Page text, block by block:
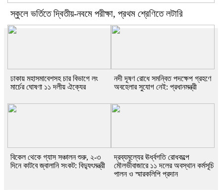
স্কুলে ভর্তিতে দ্বিতীয়-নবমে পরীক্ষা, প্রথম শ্রেণিতে লটারি
ঢাকায় মহাসমাবেশসহ চার বিভাগে লং
মার্চের ঘোষণা ১১ দলীয় ঐক্যের
নদী দূষণ রোধে সমন্বিত পদক্ষেপ গ্রহণে
অবহেলার সুযোগ নেই: প্রধানমন্ত্রী
বিকেল থেকে গ্যাস সঞ্চালন শুরু, ২-৩
দিনে কাটবে জ্বালানি সংকট: বিদ্যুৎমন্ত্রী
দ্রব্যমূল্যের ঊর্ধ্বগতি রোধকল্পে
মৌলভীবাজারে ১১ দলের অবস্থান কর্মসূচি
পালন ও স্মারকলিপি প্রদান